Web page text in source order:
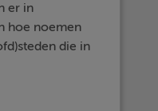
er in
hoe noemen
die in